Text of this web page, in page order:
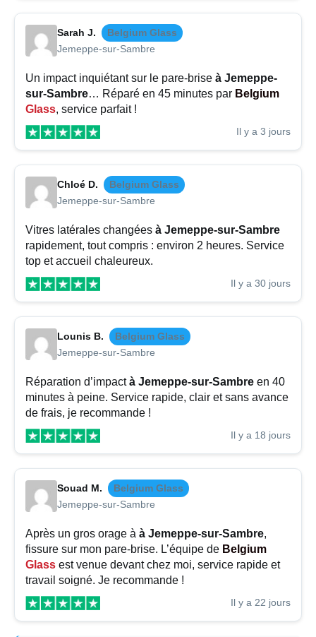
Sarah J.
Belgium Glass
Jemeppe-sur-Sambre
Un impact inquiétant sur le pare-brise à Jemeppe-
sur-Sambre… Réparé en 45 minutes par Belgium
Glass, service parfait !
Il y a 3 jours
Chloé D.
Belgium Glass
Jemeppe-sur-Sambre
Vitres latérales changées à Jemeppe-sur-Sambre
rapidement, tout compris : environ 2 heures. Service
top et accueil chaleureux.
Il y a 30 jours
Lounis B.
Belgium Glass
Jemeppe-sur-Sambre
Réparation d’impactà Jemeppe-sur-Sambre en 40
minutes à peine. Service rapide, clair et sans avance
de frais, je recommande !
Il y a 18 jours
Souad M.
Belgium Glass
Jemeppe-sur-Sambre
Après un gros orage à à Jemeppe-sur-Sambre,
fissure sur mon pare-brise. L’équipe de Belgium
Glass est venue devant chez moi, service rapide et
travail soigné. Je recommande !
Il y a 22 jours